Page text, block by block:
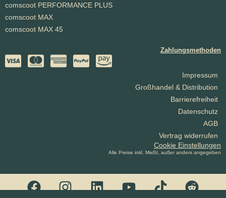
comscoot PERFORMANCE PLUS
comscoot MAX
comscoot MAX 45
Zahlungsmethoden
Impressum
Großhandel & Distribution
Barrierefreiheit
Datenschutz
AGB
Vertrag widerrufen
Cookie Einstellungen
Alle Preise inkl. MwSt, außer anders angegeben